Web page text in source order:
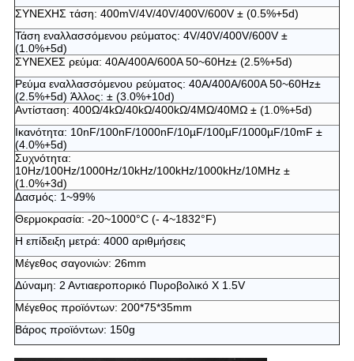
ΣΥΝΕΧΗΣ τάση: 400mV/4V/40V/400V/600V ± (0.5%+5d)
Τάση εναλλασσόμενου ρεύματος: 4V/40V/400V/600V ±
(1.0%+5d)
ΣΥΝΕΧΕΣ ρεύμα: 40A/400A/600A 50~60Hz± (2.5%+5d)
Ρεύμα εναλλασσόμενου ρεύματος: 40A/400A/600A 50~60Hz±
(2.5%+5d) Άλλος: ± (3.0%+10d)
Αντίσταση: 400Ω/4kΩ/40kΩ/400kΩ/4MΩ/40MΩ ± (1.0%+5d)
Ικανότητα: 10nF/100nF/1000nF/10µF/100µF/1000µF/10mF ±
(4.0%+5d)
Συχνότητα:
10Hz/100Hz/1000Hz/10kHz/100kHz/1000kHz/10MHz ±
(1.0%+3d)
Δασμός: 1~99%
Θερμοκρασία: -20~1000°C (- 4~1832°F)
Η επίδειξη μετρά: 4000 αριθμήσεις
Μέγεθος σαγονιών: 26mm
Δύναμη: 2 Αντιαεροπορικό Πυροβολικό Χ 1.5V
Μέγεθος προϊόντων: 200*75*35mm
Βάρος προϊόντων: 150g